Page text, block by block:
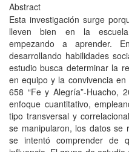
Abstract
Esta investigación surge
lleven bien en la
empezando a aprender.
desarrollando habilidades
estudio busca determinar la
en equipo y la convivencia
658 “Fe y Alegría”-Huacho,
enfoque cuantitativo,
tipo transversal y
se manipularon, los datos se
se intentó comprender de